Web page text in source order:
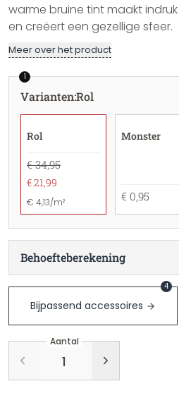
warme bruine tint maakt
en creëert een gezellige sfeer.
Meer over het product
1
Varianten:Rol
Rol
€ 34,95
€ 21,99
€ 4,13/m²
Monster
€ 0,95
Behoefteberekening
Bijpassend accessoires
4
Aantal